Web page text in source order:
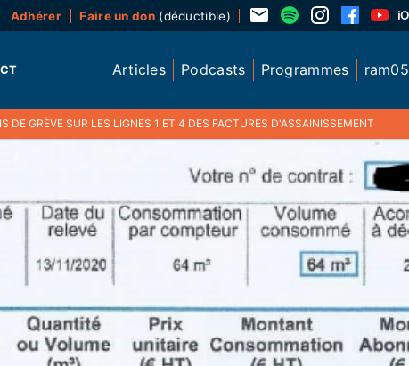
Adhérer Faire un don(déductible)
Articles Podcasts Programmes ram05
DE GRÈVE SUR LES LIGNES 1 ET 4 DES FACTURES D'ASSAINISSEMENT